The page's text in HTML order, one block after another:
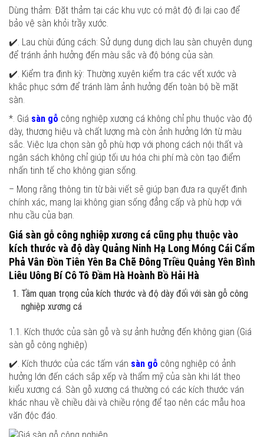
Dùng thảm: Đặt thảm tại các khu vực có mật độ đi lại cao để
bảo vệ sàn khỏi trầy xước.
✔️. Lau chùi đúng cách: Sử dụng dung dịch lau sàn chuyên dụng
để tránh ảnh hưởng đến màu sắc và độ bóng của sàn.
✔️. Kiểm tra định kỳ: Thường xuyên kiểm tra các vết xước và
khắc phục sớm để tránh làm ảnh hưởng đến toàn bộ bề mặt
sàn.
*. Giá sàn gỗ công nghiệp xương cá không chỉ phụ thuộc vào độ
dày, thương hiệu và chất lượng mà còn ảnh hưởng lớn từ màu
sắc. Việc lựa chọn sàn gỗ phù hợp với phong cách nội thất và
ngân sách không chỉ giúp tối ưu hóa chi phí mà còn tạo điểm
nhấn tinh tế cho không gian sống.
– Mong rằng thông tin từ bài viết sẽ giúp bạn đưa ra quyết định
chính xác, mang lại không gian sống đẳng cấp và phù hợp với
nhu cầu của bạn.
Giá sàn gỗ công nghiệp xương cá cũng phụ thuộc vào
kích thước và độ dày Quảng Ninh Hạ Long Móng Cái Cẩm
Phả Vân Đồn Tiên Yên Ba Chẽ Đông Triều Quảng Yên Bình
Liêu Uông Bí Cô Tô Đầm Hà Hoành Bồ Hải Hà
Tầm quan trọng của kích thước và độ dày đối với sàn gỗ công
nghiệp xương cá
1.1. Kích thước của sàn gỗ và sự ảnh hưởng đến không gian (Giá
sàn gỗ công nghiệp)
✔️. Kích thước của các tấm ván sàn gỗ công nghiệp có ảnh
hưởng lớn đến cách sắp xếp và thẩm mỹ của sàn khi lát theo
kiểu xương cá. Sàn gỗ xương cá thường có các kích thước ván
khác nhau về chiều dài và chiều rộng để tạo nên các mẫu hoa
văn độc đáo.